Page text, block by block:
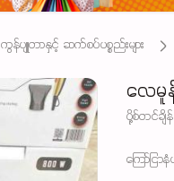
ကွန်ပျူတာနှင့် ဆက်စပ်ပစ္စည်းများ
လေမူ
ပို့စ်တင်ခ
ကြော်ငြာ